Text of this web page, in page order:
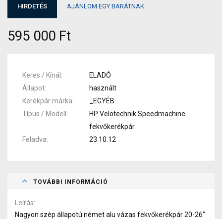
HIRDETÉS AJÁNLOM EGY BARÁTNAK
595 000 Ft
Keres / Kínál
ELADÓ
Állapot
használt
Kerékpár márka
_EGYÉB
Típus / Modell
HP Velotechnik Speedmachine
fekvőkerékpár
Feladva
23.10.12
TOVÁBBI INFORMÁCIÓ
Leírás
Nagyon szép állapotú német alu vázas fekvőkerékpár 20-26"